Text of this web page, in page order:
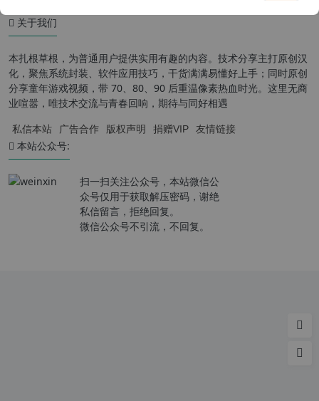
关于我们
本扎根草根，为普通用户提供实用有趣的内容。技术分享主打原创汉
化，聚焦系统封装、软件应用技巧，干货满满易懂好上手；同时原创
分享童年游戏视频，带 70、80、90 后重温像素热血时光。这里无商
业喧嚣，唯技术交流与青春回响，期待与同好相遇
私信本站 广告合作 版权声明 捐赠VIP 友情链接
本站公众号:
扫一扫关注公众号，本站微信公
众号仅用于获取解压密码，谢绝
私信留言，拒绝回复。
微信公众号不引流，不回复。